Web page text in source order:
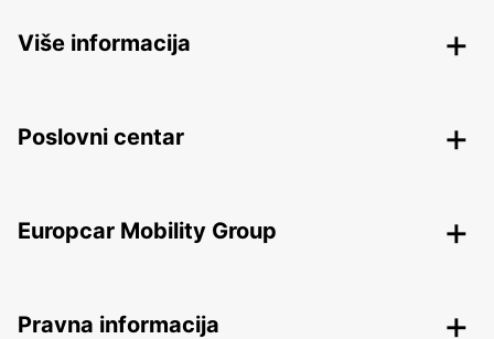
Više informacija
Poslovni centar
Europcar Mobility Group
Pravna informacija